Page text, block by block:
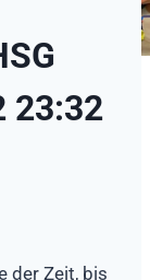
23:32
der Zeit, bis